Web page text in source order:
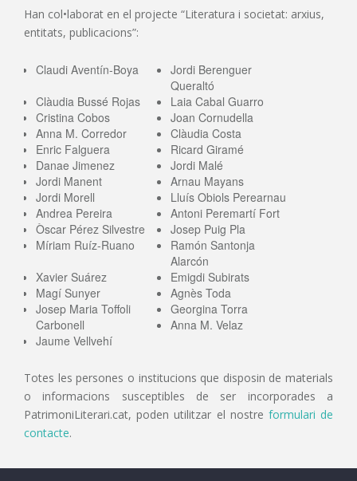
Han col•laborat en el projecte “Literatura i societat: arxius,
entitats, publicacions”:
Claudi Aventín-Boya
Jordi Berenguer
Queraltó
Clàudia Bussé Rojas
Laia Cabal Guarro
Cristina Cobos
Joan Cornudella
Anna M. Corredor
Clàudia Costa
Enric Falguera
Ricard Giramé
Danae Jimenez
Jordi Malé
Jordi Manent
Arnau Mayans
Jordi Morell
Lluís Obiols Perearnau
Andrea Pereira
Antoni Peremartí Fort
Òscar Pérez Silvestre
Josep Puig Pla
Míriam Ruíz-Ruano
Ramón Santonja
Alarcón
Xavier Suárez
Emigdi Subirats
Magí Sunyer
Agnès Toda
Josep Maria Toffoli
Carbonell
Georgina Torra
Anna M. Velaz
Jaume Vellvehí
Totes les persones o institucions que disposin de materials
o informacions susceptibles de ser incorporades a
PatrimoniLiterari.cat, poden utilitzar el nostre formulari de
contacte.